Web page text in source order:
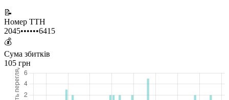
📝
Номер ТТН
2045••••••6415
💰
Сума збитків
105 грн